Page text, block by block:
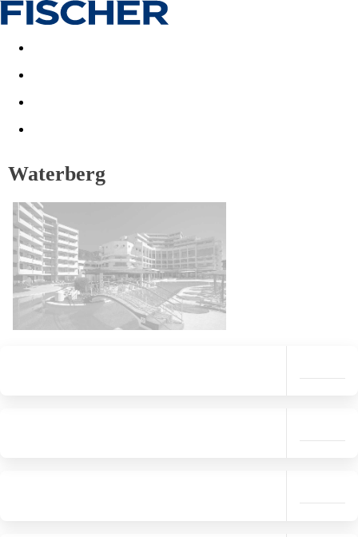
Akční nabídky Last minute
Waterberg